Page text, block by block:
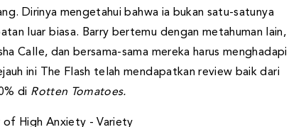
Dirinya mengetahui bahwa ia bukan satu-satunya
luar biasa. Barry bertemu dengan metahuman lain,
Calle, dan bersama-sama mereka harus menghadapi
ini The Flash telah mendapatkan review baik dari
di Rotten Tomatoes.